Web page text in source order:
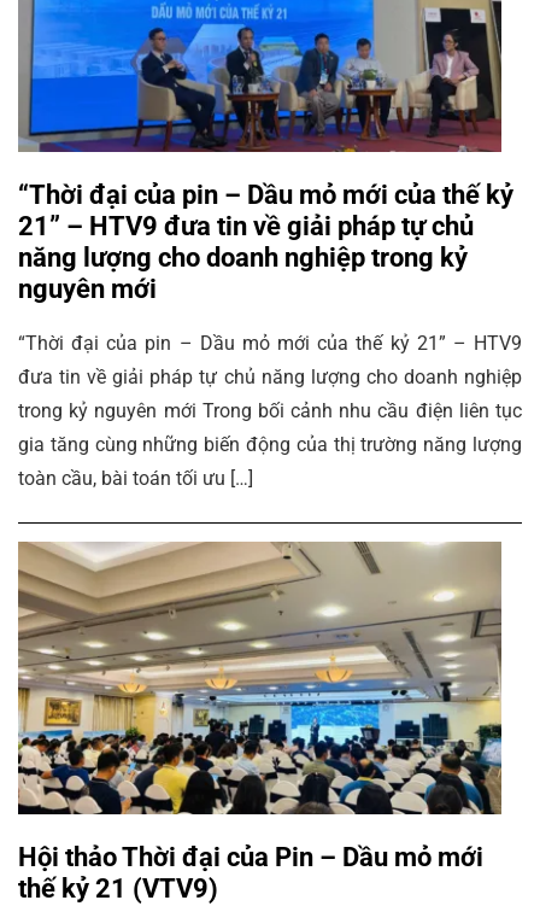
“Thời đại của pin – Dầu mỏ mới của thế kỷ
21” – HTV9 đưa tin về giải pháp tự chủ
năng lượng cho doanh nghiệp trong kỷ
nguyên mới
“Thời đại của pin – Dầu mỏ mới của thế kỷ 21” – HTV9
đưa tin về giải pháp tự chủ năng lượng cho doanh nghiệp
trong kỷ nguyên mới Trong bối cảnh nhu cầu điện liên tục
gia tăng cùng những biến động của thị trường năng lượng
toàn cầu, bài toán tối ưu […]
Hội thảo Thời đại của Pin – Dầu mỏ mới
thế kỷ 21 (VTV9)